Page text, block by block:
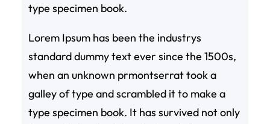
type specimen book.
Lorem Ipsum has been the industrys
standard dummy text ever since the 1500s,
when an unknown prmontserrat took a
galley of type and scrambled it to make a
type specimen book. It has survived not only